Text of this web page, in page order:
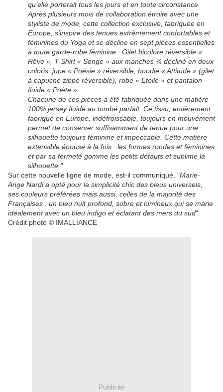
qu’elle porterait tous les jours et en toute circonstance.
Après plusieurs mois de collaboration étroite avec une
styliste de mode, cette collection exclusive, fabriquée en
Europe, s’inspire des tenues extrêmement confortables et
féminines du Yoga et se décline en sept pièces essentielles
à toute garde-robe féminine : Gilet bicolore réversible «
Rêve », T-Shirt « Songe » aux manches ¾ décliné en deux
coloris, jupe « Poésie » réversible, hoodie « Attitude » (gilet
à capuche zippé réversible), robe « Etoile » et pantalon
fluide « Poète ».
Chacune de ces pièces a été fabriquée dans une matière
100% jersey fluide au tombé parfait. Ce tissu, entièrement
fabriqué en Europe, indéfroissable, toujours en mouvement
permet de conserver suffisamment de tenue pour une
silhouette toujours féminine et impeccable. Cette matière
extensible épouse à la fois : les formes rondes et féminines
et par sa fermeté gomme les petits défauts et sublime la
silhouette."
Sur cette nouvelle ligne de mode, est-il communiqué, "Marie-
Ange Nardi a opté pour la simplicité chic des bleus universels,
ses couleurs préférées mais aussi, celles de la majorité des
Françaises : un bleu nuit profond, sobre et lumineux qui se marie
idéalement avec un bleu indigo et éclatant des mers du sud".
Crédit photo © IMALLIANCE
Publicité